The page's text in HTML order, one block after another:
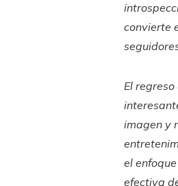
convierte
El
imagen y
el
efectiva